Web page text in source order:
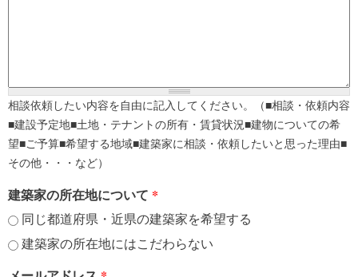
相談依頼したい内容を自由に記入してください。（■相談・依頼内容
■建設予定地■土地・テナントの所有・賃貸状況■建物についての希
望■ご予算■希望する地域■建築家に相談・依頼したいと思った理由■
その他・・・など）
建築家の所在地について *
同じ都道府県・近県の建築家を希望する
建築家の所在地にはこだわらない